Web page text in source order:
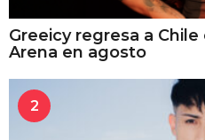
Greeicy regresa a
Arena en agosto
2